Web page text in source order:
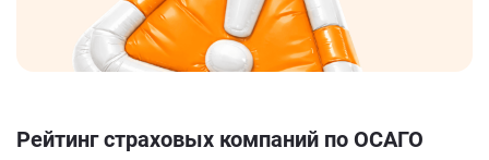
Рейтинг страховых компаний по ОСАГО